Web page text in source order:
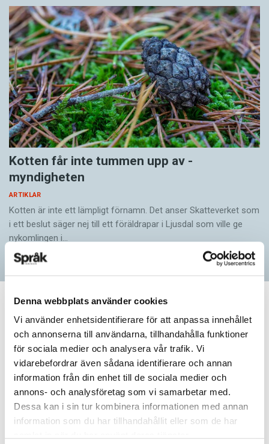
Denna webbplats använder cookies
Vi använder enhetsidentifierare för att anpassa innehållet
och annonserna till användarna, tillhandahålla funktioner
för sociala medier och analysera vår trafik. Vi
vidarebefordrar även sådana identifierare och annan
information från din enhet till de sociala medier och
annons- och analysföretag som vi samarbetar med.
Dessa kan i sin tur kombinera informationen med annan
information som du har tillhandahållit eller som de har
Kotten får inte tummen upp av ­
myndigheten
ARTIKLAR
Kotten är inte ett lämpligt förnamn. Det anser Skatte­verket som
i ett beslut säger nej till ett föräldra­par i Ljusdal som ville ge
nykomlingen i…
ARTIKLAR
Här är vinnaren i 2023
års
felstavningskalender
Här är lösningen på 2023 års